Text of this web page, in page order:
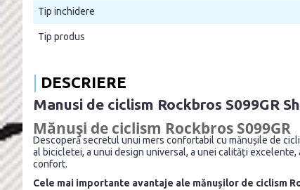
Tip inchidere
Tip produs
DESCRIERE
Manusi de ciclism Rockbros S099GR
Mănuși de ciclism Rockbros S099GR
Descoperă secretul unui mers confortabil cu mănușile de
al bicicletei, a unui design universal, a unei calități
confort.
Cele mai importante avantaje ale mănușilor de ciclism